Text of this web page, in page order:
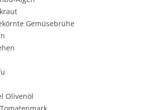
Gemüsebrühe
Olivenöl